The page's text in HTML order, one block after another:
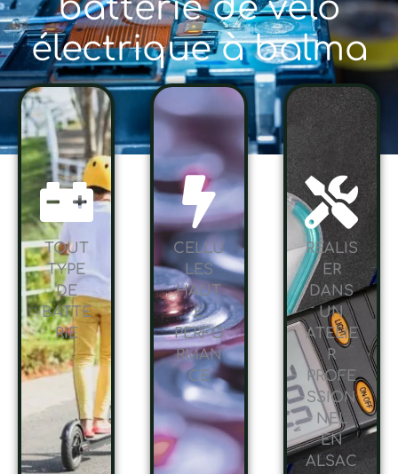
batterie de vélo
électrique à balma
TOUT
TYPE
DE
BATTE
RIE
CELLU
LES
HAUT
E
PERFO
RMAN
CE
RÉALIS
ER
DANS
UN
ATELIE
R
PROFE
SSION
NEL
EN
ALSAC